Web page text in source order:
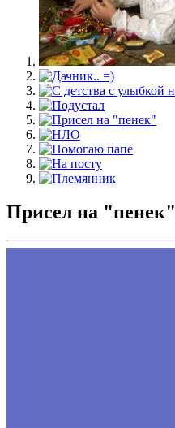
Присел на "пенек"